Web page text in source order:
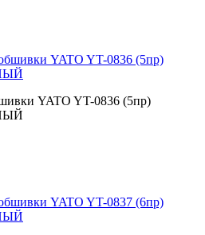
YATO YT-0836 (5пр)